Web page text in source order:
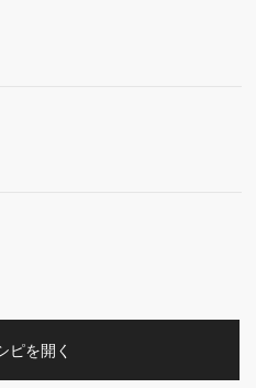
ピを開く